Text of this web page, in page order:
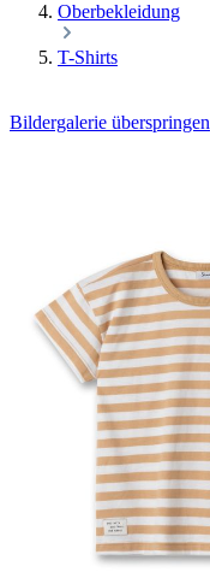
Oberbekleidung
T-Shirts
Bildergalerie überspringen